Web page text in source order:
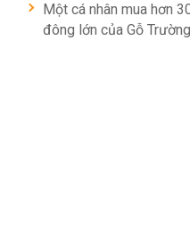
Một cá nhân mua hơn
đông lớn của Gỗ